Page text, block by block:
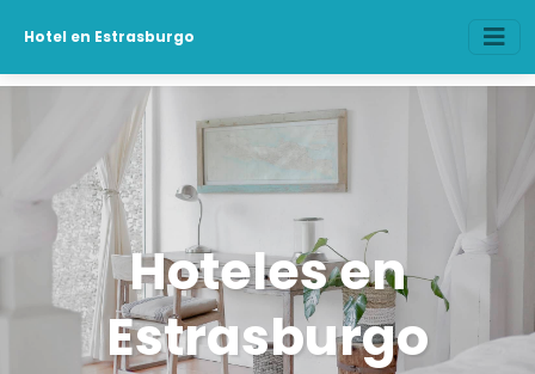
Hotel en Estrasburgo
Hoteles en
Estrasburgo